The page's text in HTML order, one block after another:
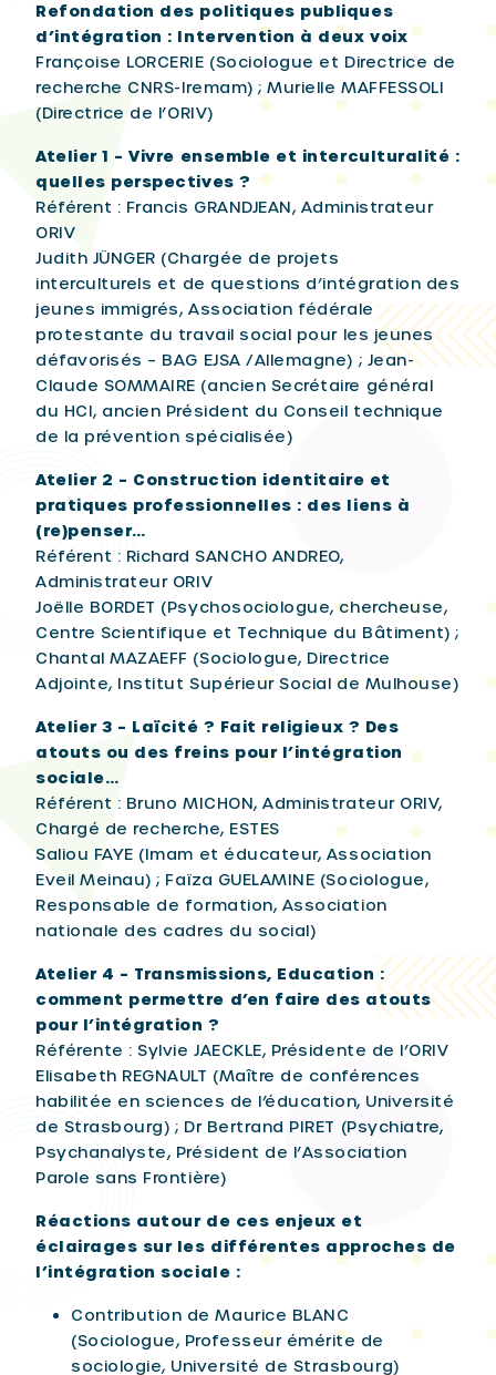
Refondation des politiques publiques
d’intégration : Intervention à deux voix
Françoise LORCERIE (Sociologue et Directrice de
recherche CNRS-Iremam) ; Murielle MAFFESSOLI
(Directrice de l’ORIV)
Atelier 1 – Vivre ensemble et interculturalité :
quelles perspectives ?
Référent : Francis GRANDJEAN, Administrateur
ORIV
Judith JÜNGER (Chargée de projets
interculturels et de questions d’intégration des
jeunes immigrés, Association fédérale
protestante du travail social pour les jeunes
défavorisés – BAG EJSA /Allemagne) ; Jean-
Claude SOMMAIRE (ancien Secrétaire général
du HCI, ancien Président du Conseil technique
de la prévention spécialisée)
Atelier 2 – Construction identitaire et
pratiques professionnelles : des liens à
(re)penser…
Référent : Richard SANCHO ANDREO,
Administrateur ORIV
Joëlle BORDET (Psychosociologue, chercheuse,
Centre Scientifique et Technique du Bâtiment) ;
Chantal MAZAEFF (Sociologue, Directrice
Adjointe, Institut Supérieur Social de Mulhouse)
Atelier 3 – Laïcité ? Fait religieux ? Des
atouts ou des freins pour l’intégration
sociale…
Référent : Bruno MICHON, Administrateur ORIV,
Chargé de recherche, ESTES
Saliou FAYE (Imam et éducateur, Association
Eveil Meinau) ; Faïza GUELAMINE (Sociologue,
Responsable de formation, Association
nationale des cadres du social)
Atelier 4 – Transmissions, Education :
comment permettre d’en faire des atouts
pour l’intégration ?
Référente : Sylvie JAECKLE, Présidente de l’ORIV
Elisabeth REGNAULT (Maître de conférences
habilitée en sciences de l’éducation, Université
de Strasbourg) ; Dr Bertrand PIRET (Psychiatre,
Psychanalyste, Président de l’Association
Parole sans Frontière)
Réactions autour de ces enjeux et
éclairages sur les différentes approches de
l’intégration sociale :
Contribution de Maurice BLANC
(Sociologue, Professeur émérite de
sociologie, Université de Strasbourg)